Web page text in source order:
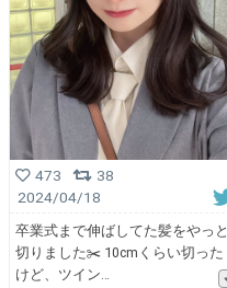
473
38
2024/04/18
卒業式まで伸ばしてた髪をやっと
切りました✂️ 10cmくらい切った
けど、ツイン